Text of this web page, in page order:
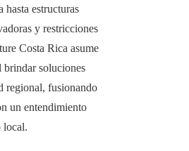
hasta estructuras
y restricciones
Costa Rica asume
soluciones
regional, fusionando
un entendimiento
local.